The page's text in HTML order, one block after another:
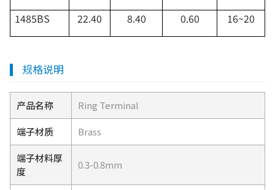
1485BS
22.40 8.40 0.60 16~20
规格说明
产品名称 Ring Terminal
端子材质 Brass
端子材料厚
度
0.3-0.8mm